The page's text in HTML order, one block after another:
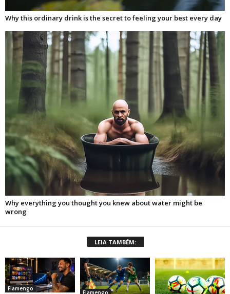
LEIA TAMBÉM:
Flamengo